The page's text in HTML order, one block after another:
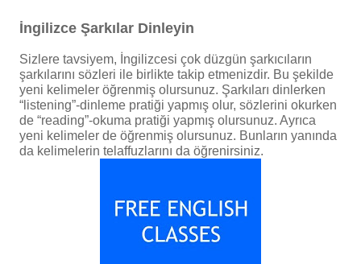
İngilizce Şarkılar Dinleyin
Sizlere tavsiyem, İngilizcesi çok düzgün şarkıcıların
şarkılarını sözleri ile birlikte takip etmenizdir. Bu şekilde
yeni kelimeler öğrenmiş olursunuz. Şarkıları dinlerken
“listening”-dinleme pratiği yapmış olur, sözlerini okurken
de “reading”-okuma pratiği yapmış olursunuz. Ayrıca
yeni kelimeler de öğrenmiş olursunuz. Bunların yanında
da kelimelerin telaffuzlarını da öğrenirsiniz.